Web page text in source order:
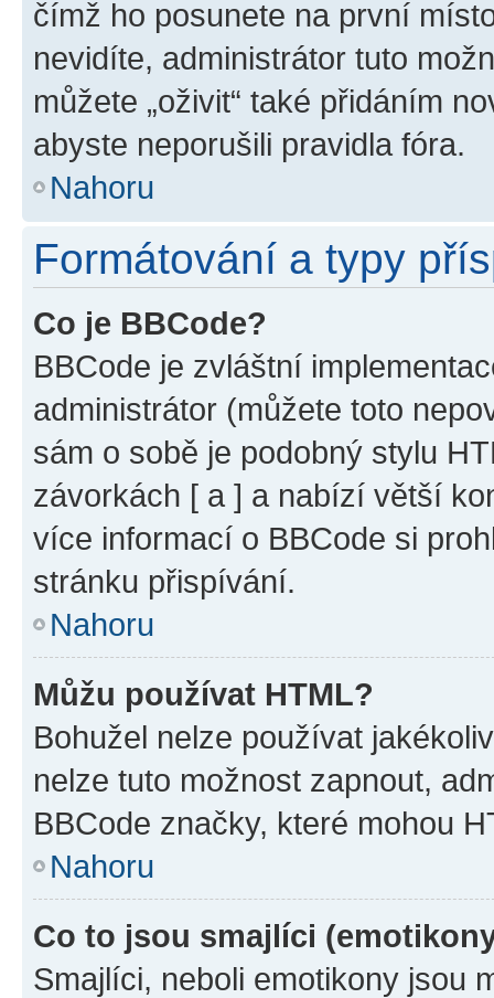
čímž ho posunete na první
nevidíte, administrátor tuto
můžete „oživit“ také přidáním
abyste neporušili pravidla fóra.
Nahoru
Formátování a typy
Co je BBCode?
BBCode je zvláštní
administrátor (můžete toto
sám o sobě je podobný stylu
závorkách [ a ] a nabízí větší
více informací o BBCode si
stránku přispívání.
Nahoru
Můžu používat HTML?
Bohužel nelze používat
nelze tuto možnost zapnout,
BBCode značky, které mohou
Nahoru
Co to jsou smajlíci
Smajlíci, neboli emotikony jsou